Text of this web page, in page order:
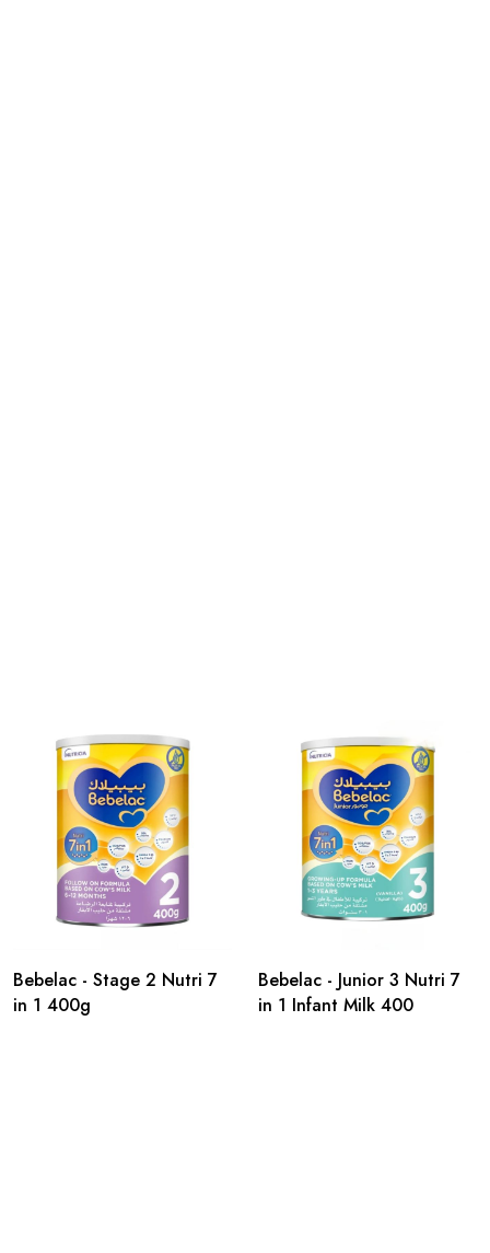
Bebelac - Stage 2 Nutri 7
in 1 400g
Bebelac - Junior 3 Nutri 7
in 1 Infant Milk 400